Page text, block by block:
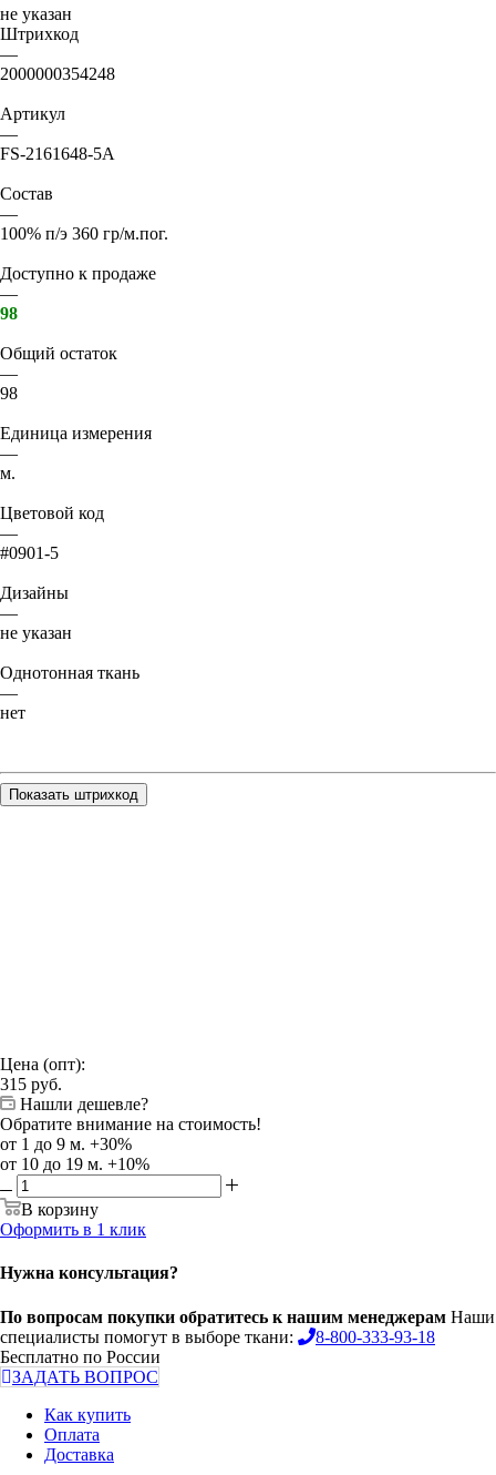
не указан
Штрихкод
—
2000000354248
Артикул
—
FS-2161648-5A
Состав
—
100% п/э 360 гр/м.пог.
Доступно к продаже
—
98
Общий остаток
—
98
Единица измерения
—
м.
Цветовой код
—
#0901-5
Дизайны
—
не указан
Однотонная ткань
—
нет
Показать штрихкод
Цена (опт):
315 руб.
Нашли дешевле?
Обратите внимание на стоимость!
от 1 до 9 м. +30%
от 10 до 19 м. +10%
В корзину
Оформить в 1 клик
Нужна консультация?
По вопросам покупки обратитесь к нашим менеджерам Наши
специалисты помогут в выборе ткани:
8-800-333-93-18
Бесплатно по России
ЗАДАТЬ ВОПРОС
Как купить
Оплата
Доставка